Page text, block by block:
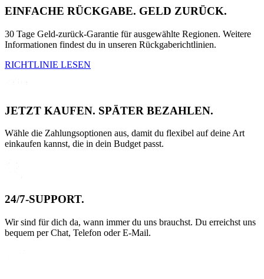
EINFACHE RÜCKGABE. GELD ZURÜCK.
30 Tage Geld-zurück-Garantie für ausgewählte Regionen. Weitere
Informationen findest du in unseren Rückgaberichtlinien.
RICHTLINIE LESEN
JETZT KAUFEN. SPÄTER BEZAHLEN.
Wähle die Zahlungsoptionen aus, damit du flexibel auf deine Art
einkaufen kannst, die in dein Budget passt.
24/7-SUPPORT.
Wir sind für dich da, wann immer du uns brauchst. Du erreichst uns
bequem per Chat, Telefon oder E-Mail.